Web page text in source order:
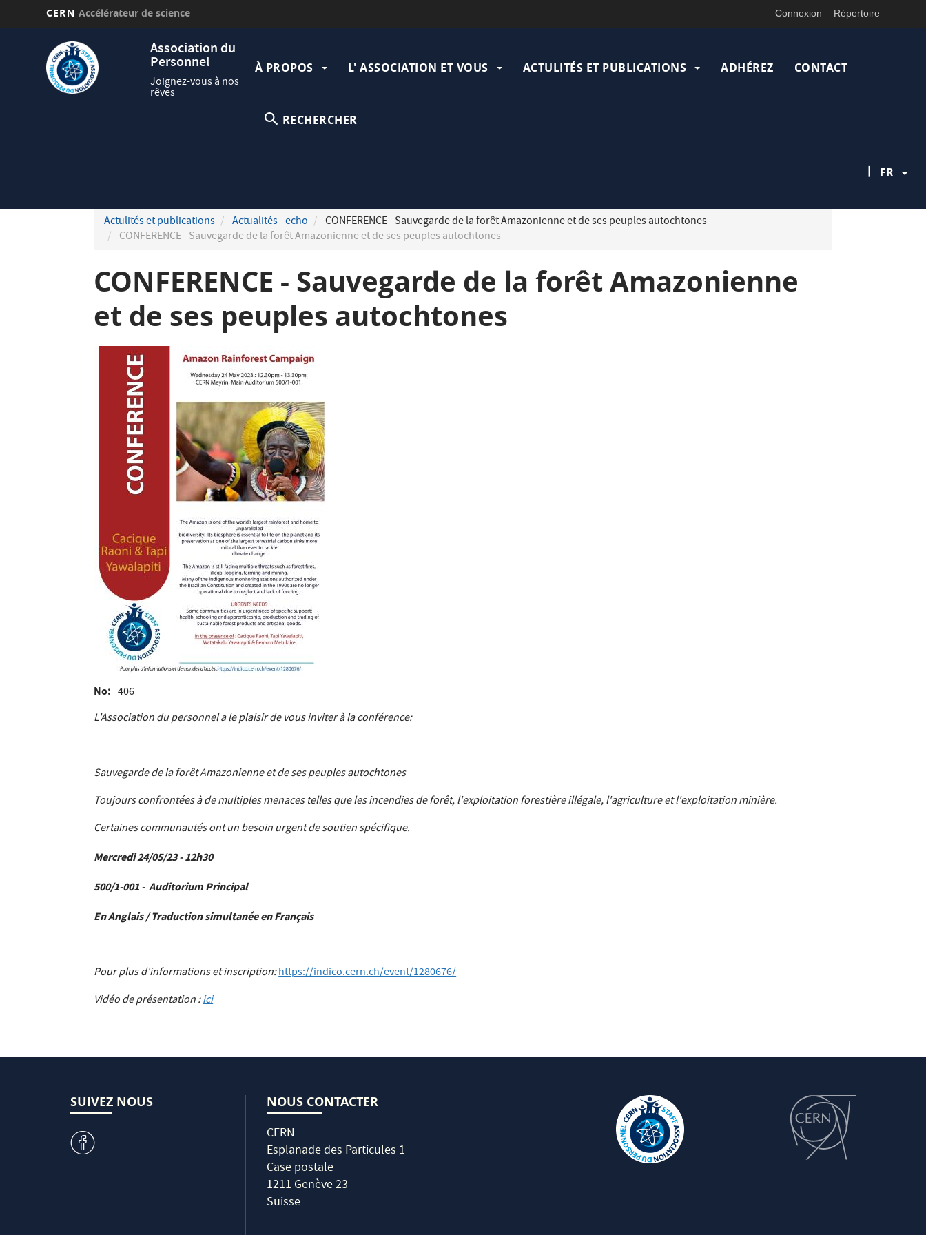
CERN Accélérateur de science Connexion Répertoire
Association du
Personnel
Joignez-vous à nos
rêves
principale
À PROPOS L' ASSOCIATION ET VOUS ACTULITÉS ET PUBLICATIONS ADHÉREZ CONTACT
RECHERCHER
| FR
Actulités et publications Actualités - echo
CONFERENCE - Sauvegarde de la forêt Amazonienne et de ses peuples autochtones
CONFERENCE - Sauvegarde de la forêt Amazonienne et de ses peuples autochtones
CONFERENCE - Sauvegarde de la forêt Amazonienne
et de ses peuples autochtones
No
406
L'Association du personnel a le plaisir de vous inviterà la conférence:
Sauvegarde de la forêt Amazonienne et de ses peuples autochtones
Toujours confrontées à de multiples menaces telles que les incendies de forêt, l'exploitation forestière illégale, l'agriculture et l'exploitation minière.
Certaines communautés ont un besoin urgent de soutien spécifique.
Mercredi 24/05/23 - 12h30
500/1-001 - Auditorium Principal
En Anglais / Traduction simultanée en Français
Pour plus d'informations et inscription:https://indico.cern.ch/event/1280676/
Vidéo de présentation :ici
SUIVEZ NOUS
v
NOUS CONTACTER
CERN
Esplanade des Particules 1
Case postale
1211 Genève 23
Suisse